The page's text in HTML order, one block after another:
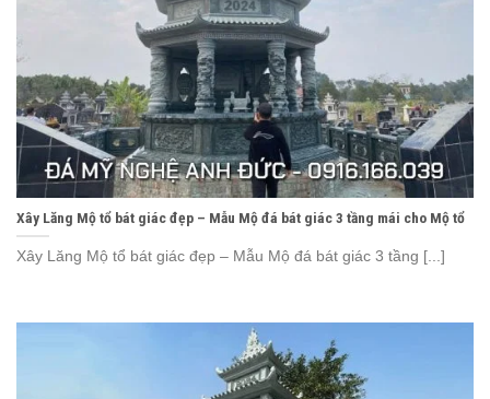
Xây Lăng Mộ tổ bát giác đẹp – Mẫu Mộ đá bát giác 3 tầng mái cho Mộ tổ
Xây Lăng Mộ tổ bát giác đẹp – Mẫu Mộ đá bát giác 3 tầng [...]